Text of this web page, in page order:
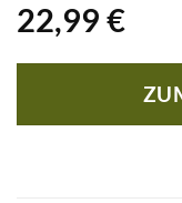
22,99 €